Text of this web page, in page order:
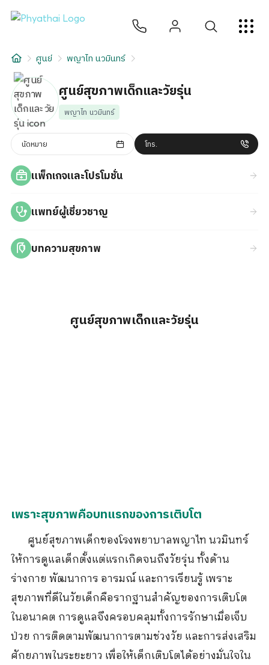
บทความ
เกี่ยวกับเรา
สาขาโรงพยาบาล
ศูนย์ พญาไท นวมินทร์
ศูนย์สุขภาพเด็กและวัยรุ่น
พญาไท นวมินทร์
นัดหมาย โทร.
แพ็กเกจและโปรโมชั่น
แพทย์ผู้เชี่ยวชาญ
บทความสุขภาพ
ศูนย์สุขภาพเด็กและวัยรุ่น
เพราะสุขภาพคือบทแรกของการเติบโต
ศูนย์สุขภาพเด็กของโรงพยาบาลพญาไท นวมินทร์
ให้การดูแลเด็กตั้งแต่แรกเกิดจนถึงวัยรุ่น ทั้งด้าน
ร่างกาย พัฒนาการ อารมณ์ และการเรียนรู้ เพราะ
สุขภาพที่ดีในวัยเด็กคือรากฐานสำคัญของการเติบโต
ในอนาคต การดูแลจึงครอบคลุมทั้งการรักษาเมื่อเจ็บ
ป่วย การติดตามพัฒนาการตามช่วงวัย และการส่งเสริม
ศักยภาพในระยะยาว เพื่อให้เด็กเติบโตได้อย่างมั่นใจใน